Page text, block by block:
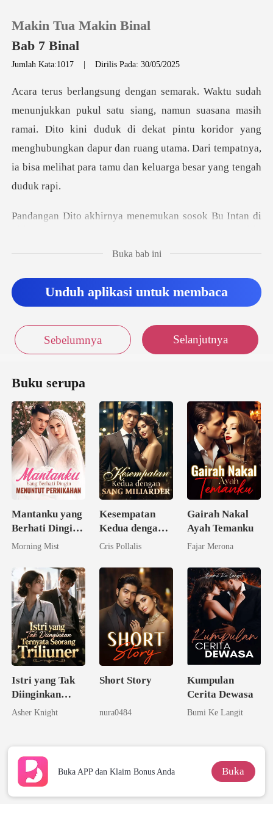
0
Pengisian Ulang
Makin Tua Makin Binal
Bab 7 Binal
Jumlah Kata:1017 |Dirilis Pada: 30/05/2025
sana masih
ramai. Dito kini duduk di dekat pintu koridor yang
menghubungkan dapur dan ruang
enemukan sosok Bu Intan d
Buka bab ini
Unduh aplikasi untuk membaca
Sebelumnya Selanjutnya
Buku serupa
Mantanku yang
Berhati Dingin
Menuntut
Morning Mist
Kesempatan
Kedua dengan
Sang Miliarder
Cris Pollalis
Gairah Nakal
Ayah Temanku
Fajar Merona
Istri yang Tak
Diinginkan
Ternyata
Asher Knight
Short Story
nura0484
Kumpulan
Cerita Dewasa
Bumi Ke Langit
Buka APP dan Klaim Bonus Anda Buka